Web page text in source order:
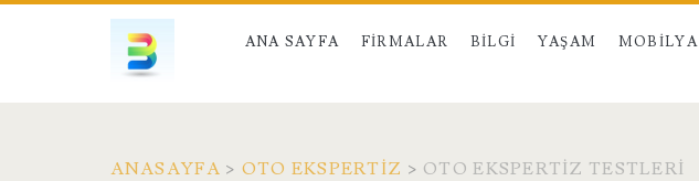
ANA SAYFA FIRMALAR BILGI YAŞAM MOBILYA
ANASAYFA > OTO EKSPERTIZ > OTO EKSPERTIZ TESTLERI